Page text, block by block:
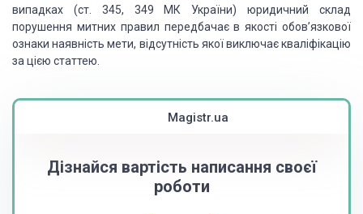
випадках (ст.
345, 349 МК України) юридичний склад
порушення митних правил передбачає в якості обов’язкової
ознаки наявність мети, відсутність якої виключає кваліфікацію
за цією статтею.
Magistr.ua
Дізнайся вартість написання своєї
роботи